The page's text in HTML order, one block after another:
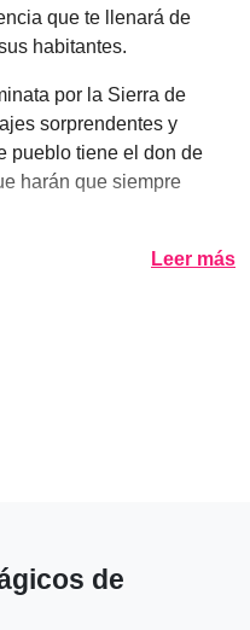
que te llenará de
habitantes.
por la Sierra de
sorprendentes y
pueblo tiene el don de
harán que siempre
Leer más
de